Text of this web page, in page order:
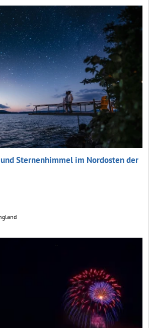
Sternenhimmel im Nordosten der